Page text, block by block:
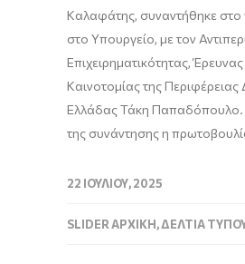
Καλαφάτης, συναντήθηκε στο
στο Υπουργείο, με τον
Επιχειρηματικότητας, Έρευνας
Καινοτομίας της Περιφέρειας
Ελλάδας Τάκη Παπαδόπουλο.
της συνάντησης η
22 ΙΟΥΛΊΟΥ, 2025
SLIDER ΑΡΧΙΚΉ,ΔΕΛΤΊΑ